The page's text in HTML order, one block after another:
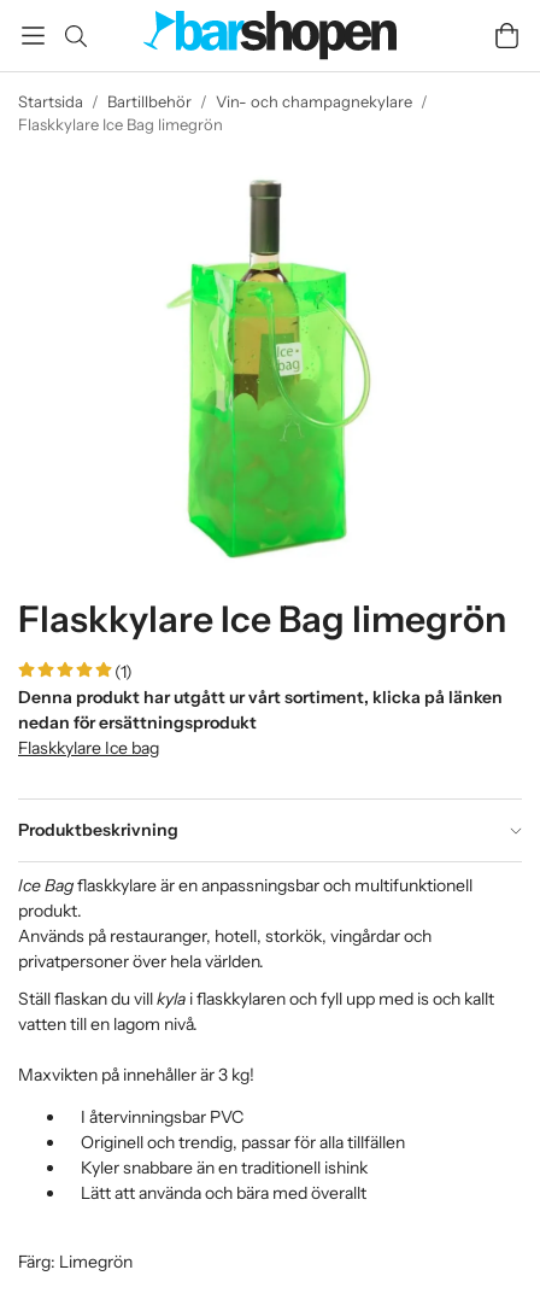
Startsida / Bartillbehör / Vin- och champagnekylare /
Flaskkylare Ice Bag limegrön
Flaskkylare Ice Bag limegrön
(1)
Denna produkt har utgått ur vårt sortiment, klicka på länken
nedan för ersättningsprodukt
Flaskkylare Ice bag
Produktbeskrivning
Ice Bagflaskkylare är en anpassningsbar och multifunktionell
produkt.
Används på restauranger, hotell, storkök, vingårdar och
privatpersoner över hela världen.
Ställ flaskan du villkyla i flaskkylaren och fyll upp med is och kallt
vatten till en lagom nivå.
Maxvikten på innehåller är 3 kg!
I återvinningsbar PVC
Originell och trendig, passar för alla tillfällen
Kyler snabbare än en traditionell ishink
Lätt att använda och bära med överallt
Färg: Limegrön